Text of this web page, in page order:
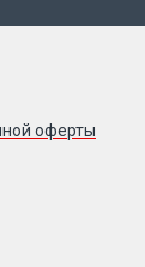
оферты